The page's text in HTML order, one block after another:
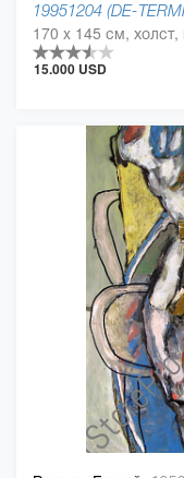
19951204 (DE-
170 x 145 см,
15.000 USD